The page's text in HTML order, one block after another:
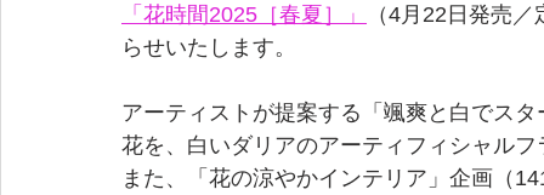
「花時間2025［春夏］」
（4月22日発売
らせいたします。
アーティストが提案する「颯爽と白でス
花を、白いダリアのアーティフィシャル
また、「花の涼やかインテリア」企画（